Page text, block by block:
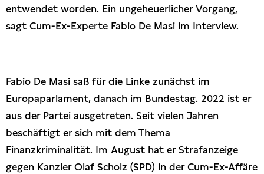
entwendet worden. Ein ungeheuerlicher Vorgang,
sagt Cum-Ex-Experte Fabio De Masi im Interview.
Fabio De Masi saß für die Linke zunächst im
Europaparlament, danach im Bundestag. 2022 ist er
aus der Partei ausgetreten. Seit vielen Jahren
beschäftigt er sich mit dem Thema
Finanzkriminalität. Im August hat er Strafanzeige
gegen Kanzler Olaf Scholz (SPD) in der Cum-Ex-Affäre